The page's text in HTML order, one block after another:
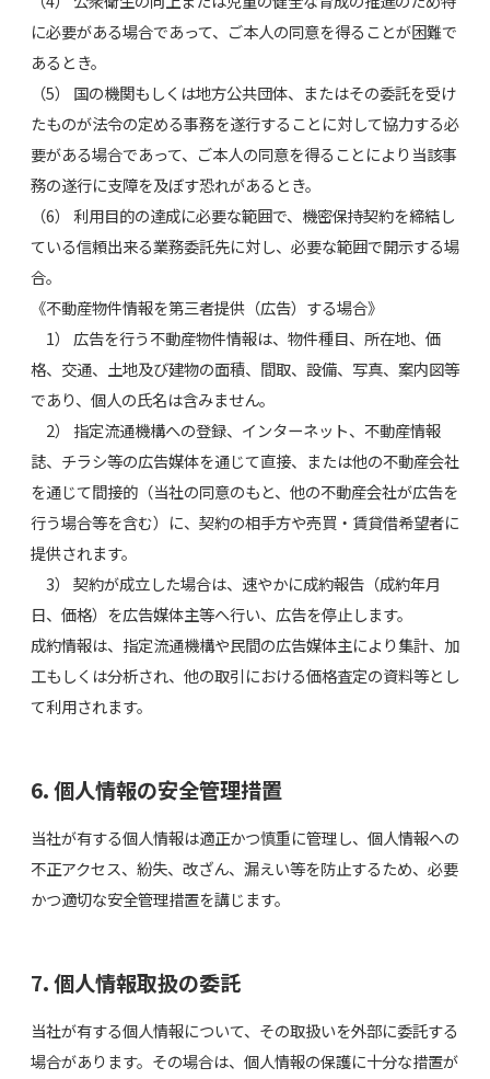
に必要がある場合であって、ご本人の同意を得ることが困難で
あるとき。
（5） 国の機関もしくは地方公共団体、またはその委託を受け
たものが法令の定める事務を遂行することに対して協力する必
要がある場合であって、ご本人の同意を得ることにより当該事
務の遂行に支障を及ぼす恐れがあるとき。
（6） 利用目的の達成に必要な範囲で、機密保持契約を締結し
ている信頼出来る業務委託先に対し、必要な範囲で開示する場
合。
《不動産物件情報を第三者提供（広告）する場合》
1） 広告を行う不動産物件情報は、物件種目、所在地、価
格、交通、土地及び建物の面積、間取、設備、写真、案内図等
であり、個人の氏名は含みません。
2） 指定流通機構への登録、インターネット、不動産情報
誌、チラシ等の広告媒体を通じて直接、または他の不動産会社
を通じて間接的（当社の同意のもと、他の不動産会社が広告を
行う場合等を含む）に、契約の相手方や売買・賃貸借希望者に
提供されます。
3） 契約が成立した場合は、速やかに成約報告（成約年月
日、価格）を広告媒体主等へ行い、広告を停止します。
成約情報は、指定流通機構や民間の広告媒体主により集計、加
工もしくは分析され、他の取引における価格査定の資料等とし
て利用されます。
6. 個人情報の安全管理措置
当社が有する個人情報は適正かつ慎重に管理し、個人情報への
不正アクセス、紛失、改ざん、漏えい等を防止するため、必要
かつ適切な安全管理措置を講じます。
7. 個人情報取扱の委託
当社が有する個人情報について、その取扱いを外部に委託する
場合があります。その場合は、個人情報の保護に十分な措置が